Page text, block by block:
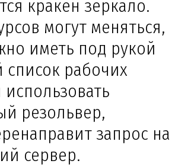
кракен зеркало.
могут меняться,
иметь под рукой
список рабочих
резольвер,
запрос на
сервер.